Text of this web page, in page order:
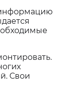
Свои